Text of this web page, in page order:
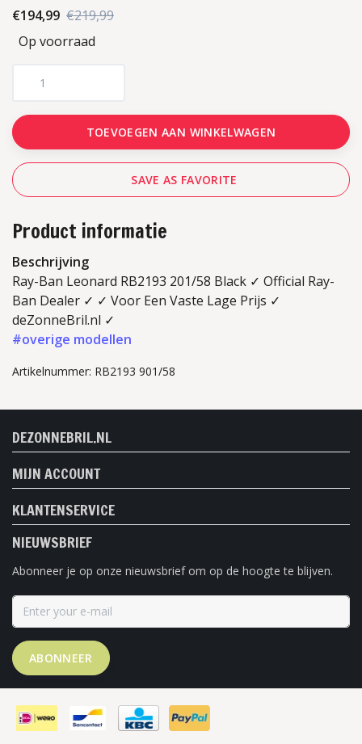
€194,99 €219,99
Op voorraad
TOEVOEGEN AAN WINKELWAGEN
SAVE AS FAVORITE
Product informatie
Beschrijving
Ray-Ban Leonard RB2193 201/58 Black ✓ Official Ray-
Ban Dealer ✓ ✓ Voor Een Vaste Lage Prijs ✓
deZonneBril.nl ✓
#overige modellen
Artikelnummer: RB2193 901/58
DEZONNEBRIL.NL
MIJN ACCOUNT
KLANTENSERVICE
NIEUWSBRIEF
Abonneer je op onze nieuwsbrief om op de hoogte te blijven.
ABONNEER